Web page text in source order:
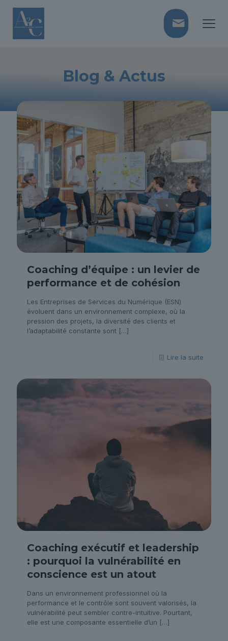
Blog & Actus
Coaching d’équipe : un levier de
performance et de cohésion
Les Entreprises de Services du Numérique (ESN)
évoluent dans un environnement complexe, où la
pression des projets, la diversité des clients et
l’adaptabilité constante sont […]
Lire la suite
Coaching exécutif et leadership
: pourquoi la vulnérabilité en
conscience est un atout
Dans un environnement professionnel où la
performance et le contrôle sont souvent valorisés, la
vulnérabilité peut sembler contre-intuitive. Pourtant,
elle est une composante essentielle d’un […]